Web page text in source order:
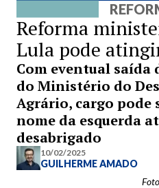
Reforma
Lula pode
Com eventual saída
do Ministério do
Agrário, cargo pode
nome da esquerda
desabrigado
10/02/2025
GUILHERME AMADO